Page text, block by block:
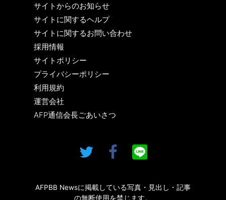
サイトからのお知らせ
サイトに関するヘルプ
サイトに関するお問い合わせ
採用情報
サイトポリシー
プライバシーポリシー
利用規約
運営会社
AFP通信会長ごあいさつ
AFPBB Newsに掲載している写真・見出し・記事
の無断使用を禁じます。